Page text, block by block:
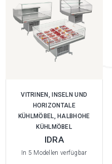
VITRINEN, INSELN UND
HORIZONTALE
KÜHLMÖBEL, HALBHOHE
KÜHLMÖBEL
IDRA
In 5 Modellen verfügbar